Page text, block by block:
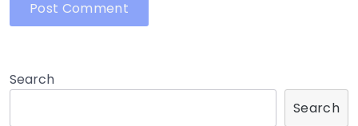
Search
Search